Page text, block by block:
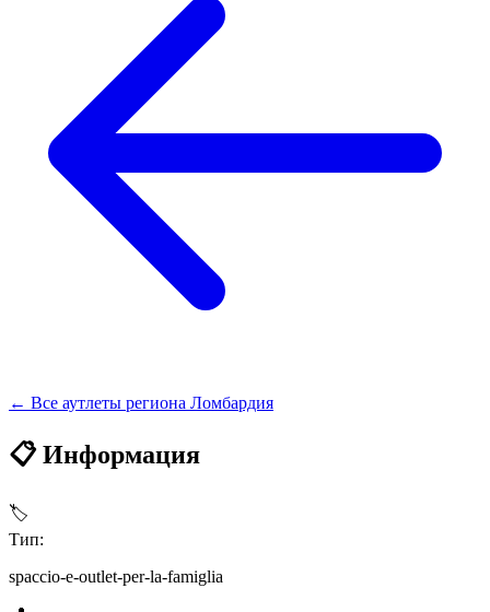
← Все аутлеты региона Ломбардия
📋 Информация
🏷
Тип:
spaccio-e-outlet-per-la-famiglia